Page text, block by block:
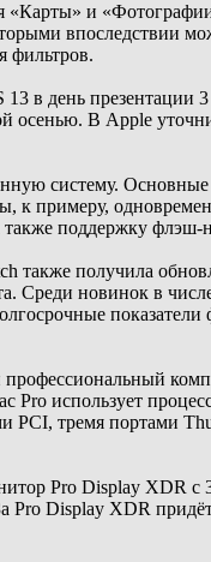
и
впоследствии
фильтров.
в день
осенью. В Apple
систему.
к примеру,
поддержку флэш-
также получила
Среди новинок в
использует
PCI, тремя портами
Pro Display XDR
Pro Display XDR